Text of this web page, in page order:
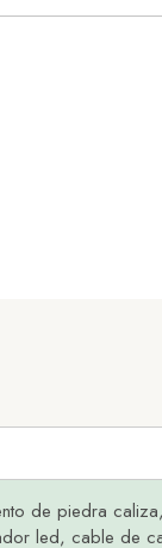
de piedra
led, cable de